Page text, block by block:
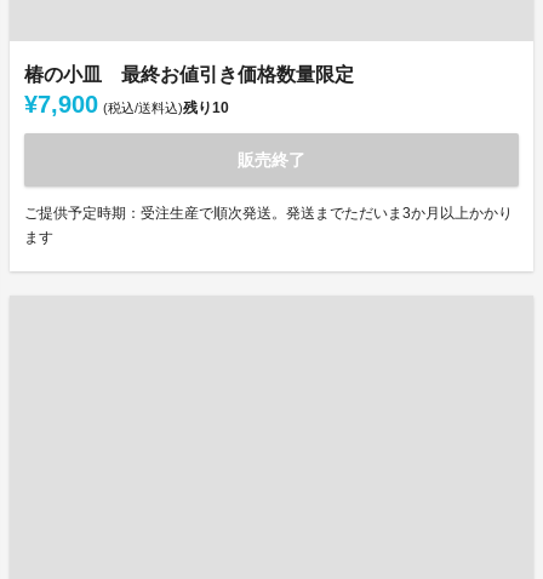
椿の小皿 最終お値引き価格数量限定
¥7,900 (税込/送料込)残り10
販売終了
ご提供予定時期：受注生産で順次発送。発送までただいま3か月以上かかり
ます